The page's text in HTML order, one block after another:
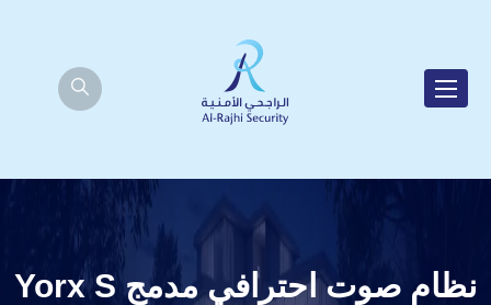
نظام صوت احترافي مدمج Yorx S